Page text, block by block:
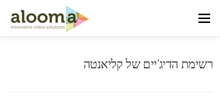
Menu
רשימת הדיג’יים של קליאנטה